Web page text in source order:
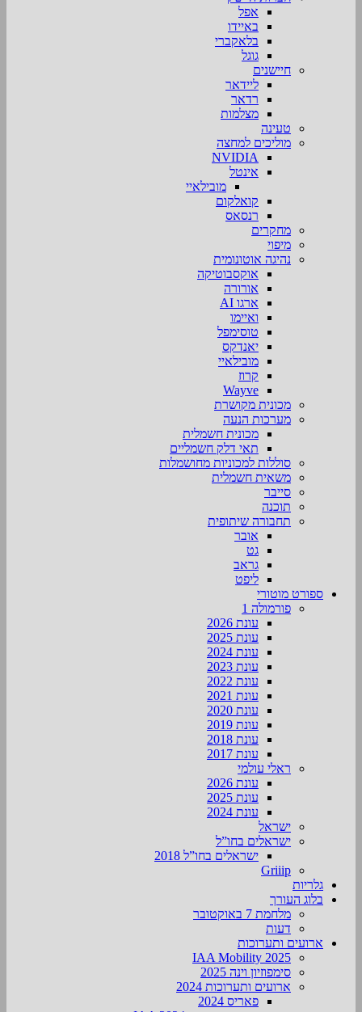
אפל
באיידו
בלאקברי
גוגל
חיישנים
ליידאר
רדאר
מצלמות
טעינה
מוליכים למחצה
NVIDIA
אינטל
מובילאיי
קואלקום
רנסאס
מחקרים
מיפוי
נהיגה אוטונומית
אוקסבוטיקה
אורורה
ארגו AI
ואיימו
טוסימפל
יאנדקס
מובילאיי
קרוז
Wayve
מכונית מקושרת
מערכות הנעה
מכונית חשמלית
תאי דלק חשמליים
סוללות למכוניות מחושמלות
משאית חשמלית
סייבר
תוכנה
תחבורה שיתופית
אובר
גט
גראב
ליפט
ספורט מוטורי
פורמולה 1
עונת 2026
עונת 2025
עונת 2024
עונת 2023
עונת 2022
עונת 2021
עונת 2020
עונת 2019
עונת 2018
עונת 2017
ראלי עולמי
עונת 2026
עונת 2025
עונת 2024
ישראל
ישראלים בחו”ל
ישראלים בחו”ל 2018
Griiip
גלריות
בלוג העורך
מלחמת 7 באוקטובר
דעות
ארועים ותערוכות
2025 IAA Mobility
סימפוזיון וינה 2025
ארועים ותערוכות 2024
פאריס 2024